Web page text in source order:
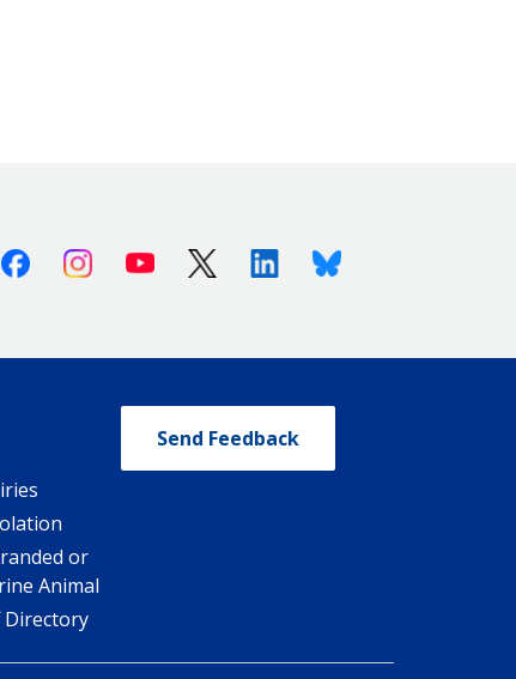
FacebookInstagramYoutube X (Twitter)LinkedinBluesky
or
Animal
Directory
Send Feedback